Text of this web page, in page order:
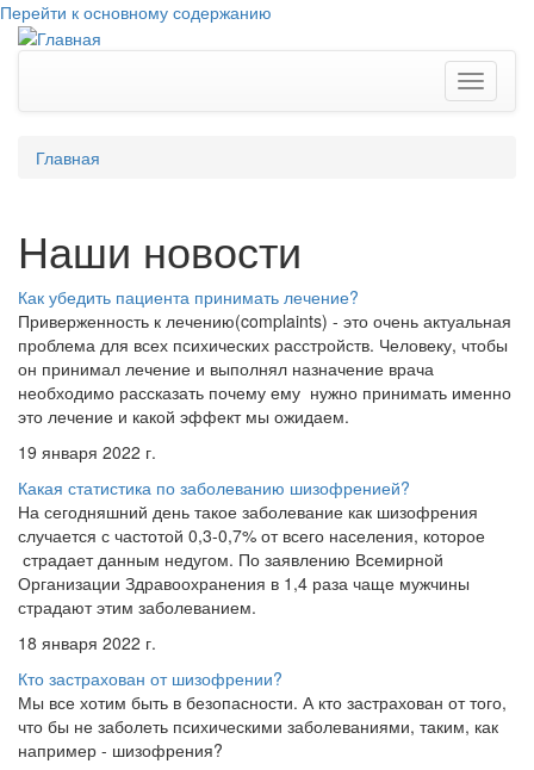
Перейти к основному содержанию
Toggle
Главная
Наши новости
Как убедить пациента принимать лечение?
Приверженность к лечению(complaints) - это очень актуальная
проблема для всех психических расстройств. Человеку, чтобы
он принимал лечение и выполнял назначение врача
необходимо рассказать почему ему нужно принимать именно
это лечение и какой эффект мы ожидаем.
19 января 2022 г.
Какая статистика по заболеванию шизофренией?
На сегодняшний день такое заболевание как шизофрения
случается с частотой 0,3-0,7% от всего населения, которое
страдает данным недугом. По заявлению Всемирной
Организации Здравоохранения в 1,4 раза чаще мужчины
страдают этим заболеванием.
18 января 2022 г.
Кто застрахован от шизофрении?
Мы все хотим быть в безопасности. А кто застрахован от того,
что бы не заболеть психическими заболеваниями, таким, как
например - шизофрения?